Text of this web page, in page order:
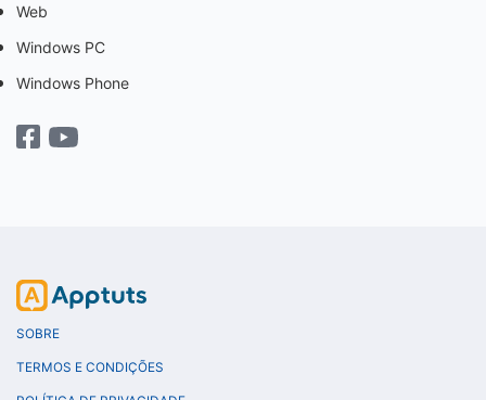
Web
Windows PC
Windows Phone
SOBRE
TERMOS E CONDIÇÕES